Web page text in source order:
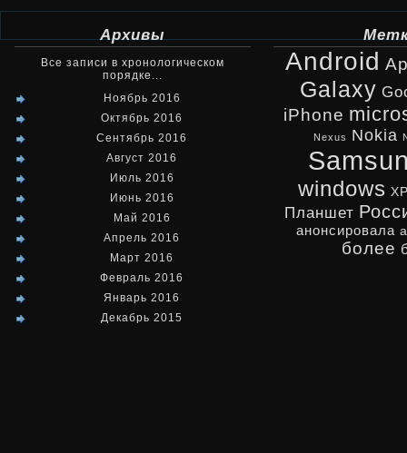
Архивы
Все записи в хронологическом
порядке...
Ноябрь 2016
Октябрь 2016
Сентябрь 2016
Август 2016
Июль 2016
Июнь 2016
Май 2016
Апрель 2016
Март 2016
Февраль 2016
Январь 2016
Декабрь 2015
Android
Galaxy
iPhone
Nexus Nokia
windows
Планшет
анонсировала
более